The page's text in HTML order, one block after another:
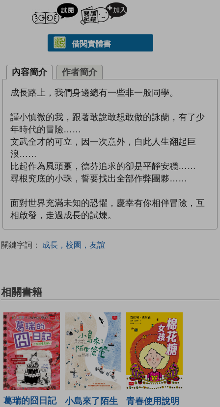
試閲
借閱實體書
內容簡介 作者簡介
成長路上，我們身邊總有一些非一般同學。
謹小慎微的我，跟著敢說敢想敢做的詠蘭，有了少
年時代的冒險……
文武全才的可立，因一次意外，自此人生翻起巨
浪……
比起作為風頭躉，德芬追求的卻是平靜安穩……
尋根究底的小珠，誓要找出全部作弊團夥……
面對世界充滿未知的恐懼，慶幸有你相伴冒險，互
相啟發，走過成長的試煉。
關鍵字詞： 成長，校園，友誼
相關書籍
葛瑞的囧日記
小島來了陌生
青春使用說明